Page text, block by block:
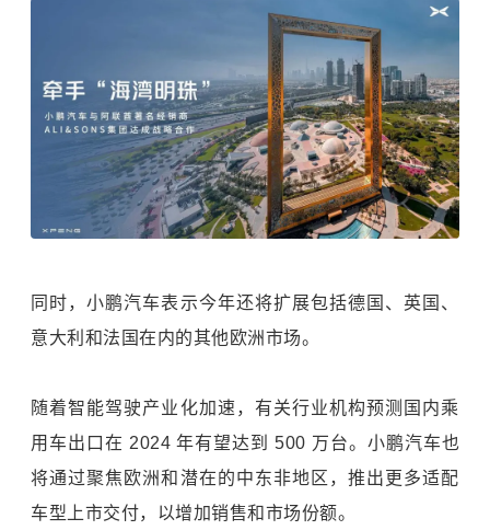
同时，小鹏汽车表示今年还将扩展包括德国、英国、
意大利和法国在内的其他欧洲市场。
随着智能驾驶产业化加速，有关行业机构预测国内乘
用车出口在 2024 年有望达到 500 万台。小鹏汽车也
将通过聚焦欧洲和潜在的中东非地区，推出更多适配
车型上市交付，以增加销售和市场份额。